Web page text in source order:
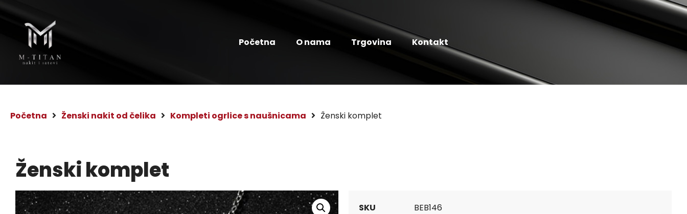
Početna O nama Trgovina Kontakt
Početna Ženski nakit od čelika Kompleti ogrlice s naušnicama Ženski komplet
Ženski komplet
SKU BEB146